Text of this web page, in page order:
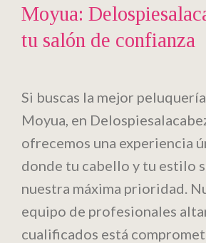
Moyua:
tu salón de confianza
Si buscas la mejor
Moyua, en
ofrecemos una experiencia
donde tu cabello y tu estilo
nuestra máxima prioridad.
equipo de profesionales
cualificados está